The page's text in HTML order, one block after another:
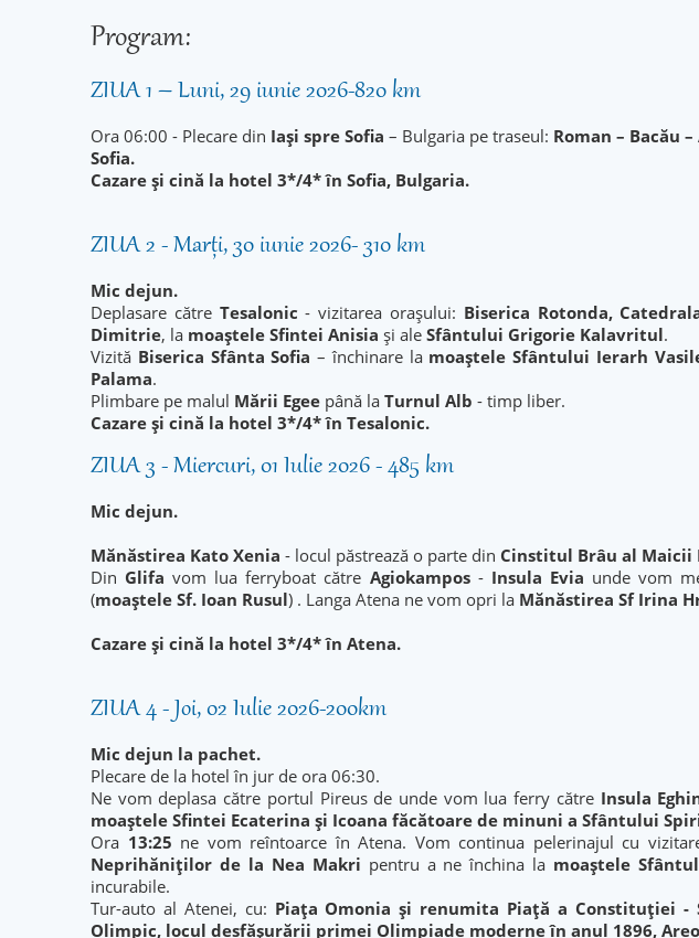
Program:
ZIUA 1 – Luni, 29 iunie 2026-820 km
Ora 06:00 - Plecare din Iași spre Sofia – Bulgaria pe traseul: Roman – Bacău
Sofia.
Cazare și cină la hotel 3*/4* în Sofia, Bulgaria.
ZIUA 2 - Marți, 30 iunie 2026- 310 km
Mic dejun.
Deplasare către Tesalonic - vizitarea orașului: Biserica Rotonda,
Dimitrie, la moaștele Sfintei Anisia și ale Sfântului Grigorie Kalavritul.
Vizită Biserica Sfânta Sofia– închinare la moaștele Sfântului Ierarh
Palama.
Plimbare pe malul Mării Egee până la Turnul Alb - timp liber.
Cazare și cină la hotel 3*/4* în Tesalonic.
ZIUA 3 - Miercuri, 01 Iulie 2026 - 485 km
Mic dejun.
Mănăstirea Kato Xenia - locul păstrează o parte din Cinstitul Brâu al Maicii
Din Glifavom lua ferryboat către Agiokampos- Insula Evia unde vom
(moaştele Sf. Ioan Rusul) . Langa Atena ne vom opri la Mănăstirea Sf Irina
Cazare și cină la hotel 3*/4* în Atena.
ZIUA 4 - Joi, 02 Iulie 2026-200km
Mic dejun la pachet.
Plecare de la hotel în jur de ora 06:30.
Ne vom deplasa către portul Pireus de unde vom lua ferry către Insula
moaștele Sfintei Ecaterina și Icoana făcătoare de minuni a Sfântului
Ora 13:25 ne vom reîntoarce în Atena. Vom continua pelerinajul cu
Neprihăniților de la Nea Makri pentru a ne închina la moaștele
incurabile.
Tur-auto al Atenei, cu: Piața Omonia și renumita Piață a Constituției -
Olimpic, locul desfășurării primei Olimpiade moderne în anul 1896,